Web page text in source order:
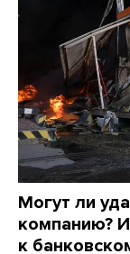
Могут ли
компанию?
к